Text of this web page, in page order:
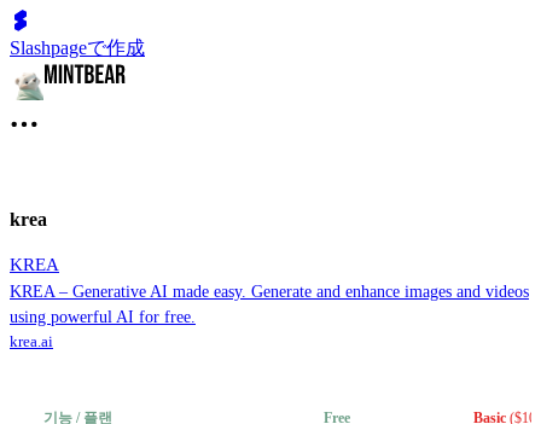
Slashpageで作成
krea
KREA
KREA – Generative AI made easy. Generate and enhance images and videos
using powerful AI for free.
krea.ai
기능 / 플랜 Free Basic